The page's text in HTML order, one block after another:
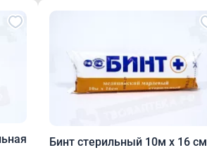
Бинт стерильный 10м х 16 см